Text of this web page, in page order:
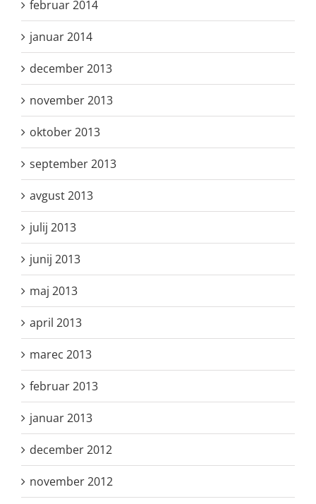
februar 2014
januar 2014
december 2013
november 2013
oktober 2013
september 2013
avgust 2013
julij 2013
junij 2013
maj 2013
april 2013
marec 2013
februar 2013
januar 2013
december 2012
november 2012